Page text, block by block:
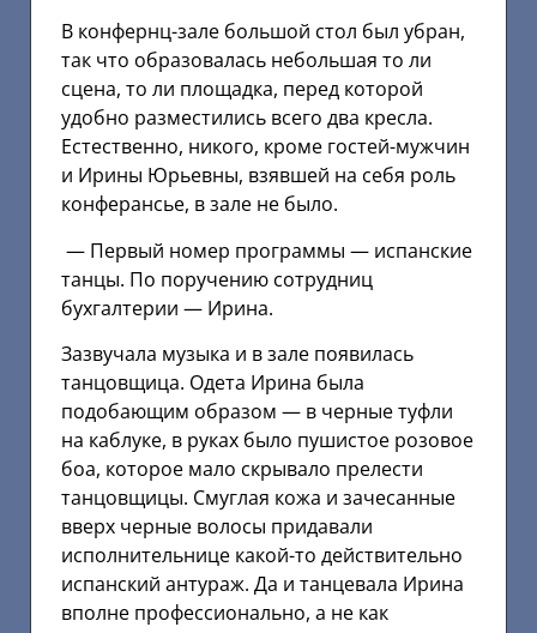
В конфернц-зале большой стол был убран,
так что образовалась небольшая то ли
сцена, то ли площадка, перед которой
удобно разместились всего два кресла.
Естественно, никого, кроме гостей-мужчин
и Ирины Юрьевны, взявшей на себя роль
конферансье, в зале не было.
— Первый номер программы — испанские
танцы. По поручению сотрудниц
бухгалтерии — Ирина.
Зазвучала музыка и в зале появилась
танцовщица. Одета Ирина была
подобающим образом — в черные туфли
на каблуке, в руках было пушистое розовое
боа, которое мало скрывало прелести
танцовщицы. Смуглая кожа и зачесанные
вверх черные волосы придавали
исполнительнице какой-то действительно
испанский антураж. Да и танцевала Ирина
вполне профессионально, а не как